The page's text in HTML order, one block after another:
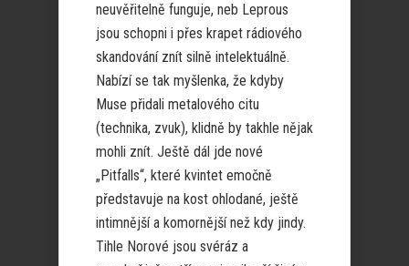
neuvěřitelně funguje, neb Leprous
jsou schopni i přes krapet rádiového
skandování znít silně intelektuálně.
Nabízí se tak myšlenka, že kdyby
Muse přidali metalového citu
(technika, zvuk), klidně by takhle nějak
mohli znít. Ještě dál jde nové
„Pitfalls“, které kvintet emočně
představuje na kost ohlodané, ještě
intimnější a komornější než kdy jindy.
Tihle Norové jsou svéráz a